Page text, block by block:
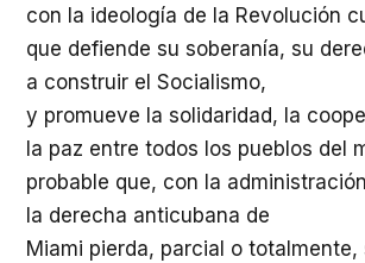
con la ideología de la Revolución
que defiende su soberanía, su
a construir el Socialismo,
y promueve la solidaridad, la
la paz entre todos los pueblos del
probable que, con la administración
la derecha anticubana de
Miami pierda, parcial o totalmente,